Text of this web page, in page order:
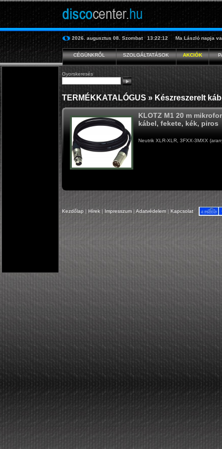
2026. augusztus 08. Szombat13:22:13 Ma László napja
CÉGÜNKRŐL SZOLGÁLTATÁSOK AKCIÓK
Gyorskeresés
TERMÉKKATALÓGUS » Készreszerelt
KLOTZ M1 20 m
kábel, fekete, kék, piros
Neutrik XLR-XLR, 3FXX-3MXX
Kezdőlap Hírek Impresszum Adatvédelem Kapcsolat